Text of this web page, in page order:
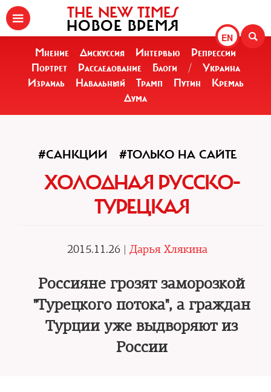
EN
THE NEW TIMES
НОВОЕ ВРЕМЯ
Мнение Дискуссия Интервью
Репрессии
Портрет
Расследование Блоги /
Украина
Израиль
Навальный Трамп Путин
Кремль
Дума
#САНКЦИИ #ТОЛЬКО НА САЙТЕ
ХОЛОДНАЯ РУССКО-
ТУРЕЦКАЯ
2015.11.26 | Дарья Хлякина
Россияне грозят заморозкой
"Турецкого потока", а граждан
Турции уже выдворяют из
России